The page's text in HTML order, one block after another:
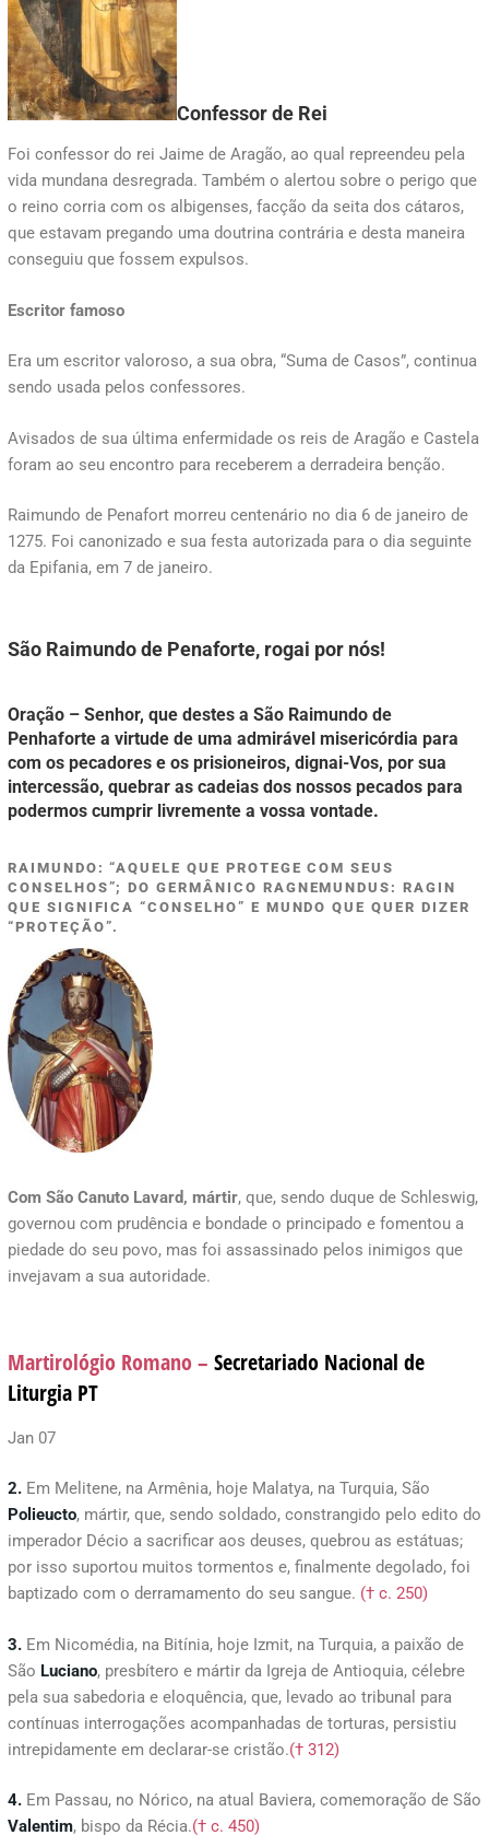
Confessor de Rei
Foi confessor do rei Jaime de Aragão, ao qual repreendeu pela
vida mundana desregrada. Também o alertou sobre o perigo que
o reino corria com os albigenses, facção da seita dos cátaros,
que estavam pregando uma doutrina contrária e desta maneira
conseguiu que fossem expulsos.
Escritor famoso
Era um escritor valoroso, a sua obra, “Suma de Casos”, continua
sendo usada pelos confessores.
Avisados de sua última enfermidade os reis de Aragão e Castela
foram ao seu encontro para receberem a derradeira benção.
Raimundo de Penafort morreu centenário no dia 6 de janeiro de
1275. Foi canonizado e sua festa autorizada para o dia seguinte
da Epifania, em 7 de janeiro.
São Raimundo de Penaforte, rogai por nós!
Oração – Senhor, que destes a São Raimundo de
Penhaforte a virtude de uma admirável misericórdia para
com os pecadores e os prisioneiros, dignai-Vos, por sua
intercessão, quebrar as cadeias dos nossos pecados para
podermos cumprir livremente a vossa vontade.
RAIMUNDO: “AQUELE QUE PROTEGE COM SEUS
CONSELHOS”; DO GERMÂNICO RAGNEMUNDUS: RAGIN
QUE SIGNIFICA “CONSELHO” E MUNDO QUE QUER DIZER
“PROTEÇÃO”.
Com São Canuto Lavard, mártir, que, sendo duque de Schleswig,
governou com prudência e bondade o principado e fomentou a
piedade do seu povo, mas foi assassinado pelos inimigos que
invejavam a sua autoridade.
Martirológio Romano – Secretariado Nacional de
Liturgia PT
Jan 07
2. Em Melitene, na Armênia, hoje Malatya, na Turquia, São
Polieucto, mártir, que, sendo soldado, constrangido pelo edito do
imperador Décio a sacrificar aos deuses, quebrou as estátuas;
por isso suportou muitos tormentos e, finalmente degolado, foi
baptizado com o derramamento do seu sangue. († c. 250)
3. Em Nicomédia, na Bitínia, hoje Izmit, na Turquia, a paixão de
São Luciano, presbítero e mártir da Igreja de Antioquia, célebre
pela sua sabedoria e eloquência, que, levado ao tribunal para
contínuas interrogações acompanhadas de torturas, persistiu
intrepidamente em declarar-se cristão.(† 312)
4. Em Passau, no Nórico, na atual Baviera, comemoração de São
Valentim, bispo da Récia.(† c. 450)